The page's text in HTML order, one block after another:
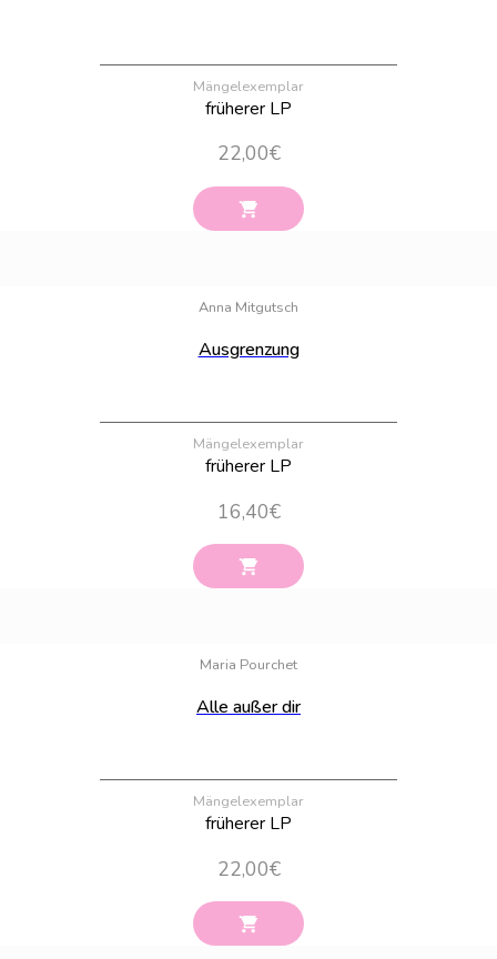
Mängelexemplar
früherer LP
22,00€
Anna Mitgutsch
Ausgrenzung
Mängelexemplar
früherer LP
16,40€
Maria Pourchet
Alle außer dir
Mängelexemplar
früherer LP
22,00€